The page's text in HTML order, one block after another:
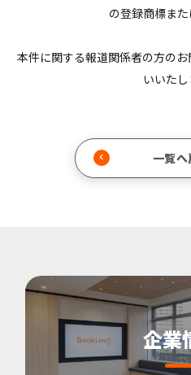
の登録商標また
本件に関する報道関係者の方のお
いいたし
一覧へ
企業